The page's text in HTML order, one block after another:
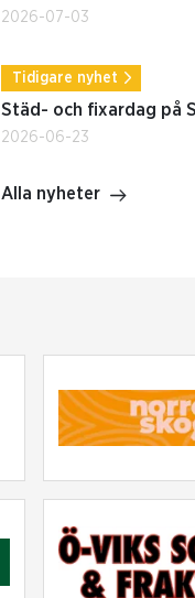
2026-07-03
Tidigare nyhet
Städ- och fixardag på
2026-06-23
Alla nyheter